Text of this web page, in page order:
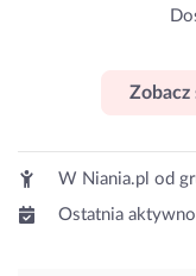
Zobacz
W Niania.pl od
Ostatnia